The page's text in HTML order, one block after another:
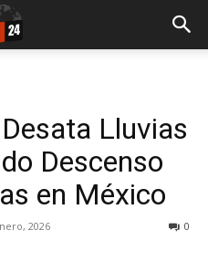
Lluvias
Descenso
en México
2026 0